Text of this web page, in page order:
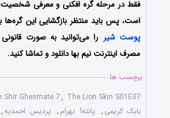
فقط در مرحله گره افکنی و معرفی
است، پس باید منتظر بازگشایی این گره‌ها
پوست شیر را می‌توانید به صورت
مصرف اینترنت نیم بها دانلود و تماشا کنید.
برچسب ها
Shir Ghesmate 7, The Lion Skin S01E07
بابک کریمی , پانته‌آ بهرام , پردیس احمدیه,